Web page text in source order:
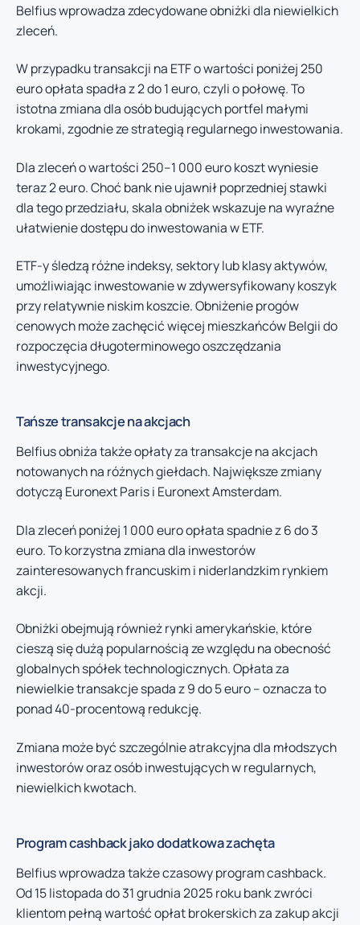
Belfius wprowadza zdecydowane obniżki dla niewielkich
zleceń.
W przypadku transakcji na ETF o wartości poniżej 250
euro opłata spadła z 2 do 1 euro, czyli o połowę. To
istotna zmiana dla osób budujących portfel małymi
krokami, zgodnie ze strategią regularnego inwestowania.
Dla zleceń o wartości 250–1 000 euro koszt wyniesie
teraz 2 euro. Choć bank nie ujawnił poprzedniej stawki
dla tego przedziału, skala obniżek wskazuje na wyraźne
ułatwienie dostępu do inwestowania w ETF.
ETF-y śledzą różne indeksy, sektory lub klasy aktywów,
umożliwiając inwestowanie w zdywersyfikowany koszyk
przy relatywnie niskim koszcie. Obniżenie progów
cenowych może zachęcić więcej mieszkańców Belgii do
rozpoczęcia długoterminowego oszczędzania
inwestycyjnego.
Tańsze transakcje na akcjach
Belfius obniża także opłaty za transakcje na akcjach
notowanych na różnych giełdach. Największe zmiany
dotyczą Euronext Paris i Euronext Amsterdam.
Dla zleceń poniżej 1 000 euro opłata spadnie z 6 do 3
euro. To korzystna zmiana dla inwestorów
zainteresowanych francuskim i niderlandzkim rynkiem
akcji.
Obniżki obejmują również rynki amerykańskie, które
cieszą się dużą popularnością ze względu na obecność
globalnych spółek technologicznych. Opłata za
niewielkie transakcje spada z 9 do 5 euro – oznacza to
ponad 40-procentową redukcję.
Zmiana może być szczególnie atrakcyjna dla młodszych
inwestorów oraz osób inwestujących w regularnych,
niewielkich kwotach.
Program cashback jako dodatkowa zachęta
Belfius wprowadza także czasowy program cashback.
Od 15 listopada do 31 grudnia 2025 roku bank zwróci
klientom pełną wartość opłat brokerskich za zakup akcji